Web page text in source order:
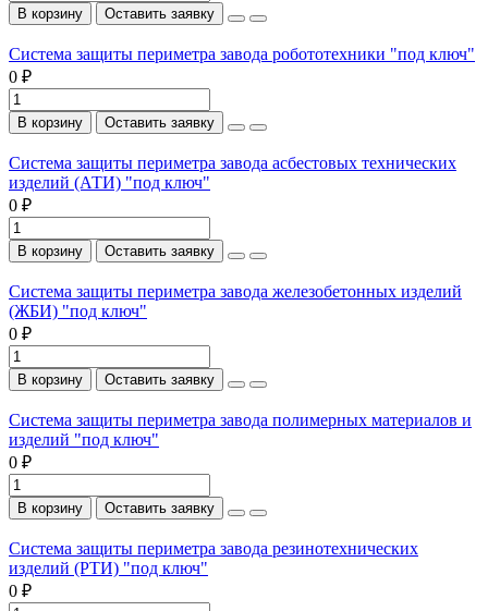
В корзину Оставить заявку
Система защиты периметра завода робототехники "под ключ"
0 ₽
В корзину Оставить заявку
Система защиты периметра завода асбестовых технических
изделий (АТИ) "под ключ"
0 ₽
В корзину Оставить заявку
Система защиты периметра завода железобетонных изделий
(ЖБИ) "под ключ"
0 ₽
В корзину Оставить заявку
Система защиты периметра завода полимерных материалов и
изделий "под ключ"
0 ₽
В корзину Оставить заявку
Система защиты периметра завода резинотехнических
изделий (РТИ) "под ключ"
0 ₽